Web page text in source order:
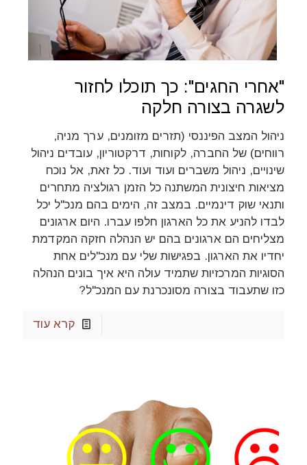
"אחרי החגים": כך תוכלו לחזור
לשגרה בצורה חלקה
ניהול המצב הפיננסי (תזרים מזומנים, ערך מניה,
רווחים) של החברה, לקוחות, דרקטוריון, עובדים ניהול
שינויים, ניהול משברים ועוד ועוד. כל זאת, אל נוכח
מציאות חיצונית המשתנה כל הזמן רגולציה מתחרים
ותנאי שוק דינמיים. במצב זה, הימים בהם מנכ"ל יכל
לבדו להניע את כל הארגון חלפו עברו. היום ארגונים
מצליחים הם ארגונים בהם יש הנהלה חזקה המקדמת
יחדיו את הארגון. בפגישות שלי עם מנכ"לים אחת
הסוגיות המרכזיות שתמיד עולה היא איך בונים הנהלה
כזו שתעבוד בצורה מסונכרנת עם המנכ"ל?
קרא עוד